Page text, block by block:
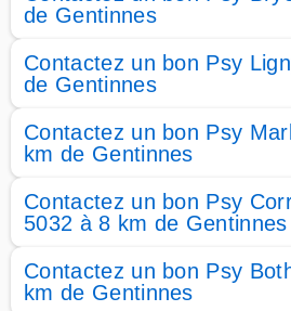
de Gentinnes
Contactez un bon Psy
de Gentinnes
Contactez un bon Psy
km de Gentinnes
Contactez un bon Psy
5032 à 8 km de Gentinnes
Contactez un bon Psy
km de Gentinnes